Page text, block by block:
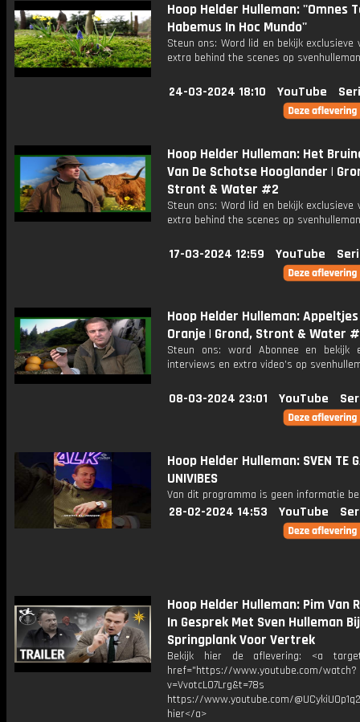
Hoop Helder Hulleman: ''Omnes
Habemus In Hoc Mundo''
Steun ons: Word lid en bekijk exclusieve
extra behind the scenes op
24-03-2024 18:10 YouTube
Hoop Helder Hulleman: Het
Van De Schotse Hooglander |
Stront & Water #2
Steun ons: Word lid en bekijk exclusieve
extra behind the scenes op
17-03-2024 12:59 YouTube
Hoop Helder Hulleman:
Oranje | Grond, Stront & Water
Steun ons: word Abonnee en bekijk
interviews en extra video’s op
08-03-2024 23:01 YouTube
Hoop Helder Hulleman: SVEN TE
UNIVIBES
Van dit programma is geen informatie
28-02-2024 14:53 YouTube
Hoop Helder Hulleman: Pim Van
In Gesprek Met Sven Hulleman
Springplank Voor Vertrek
Bekijk hier de aflevering: <a
href="https://www.youtube.com/watch?
v=VvotcLO7Lrg&t=78s
https://www.youtube.com/
hier</a>